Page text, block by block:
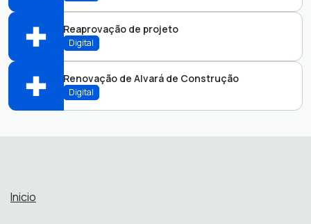
Abrir online > Via protocolo 1Doc
Reaprovação de projeto
Digital
Abrir online > Via protocolo 1Doc
Renovação de Alvará de Construção
Digital
Inicio